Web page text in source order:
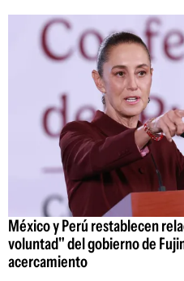
México y Perú restablecen
voluntad" del gobierno de
acercamiento